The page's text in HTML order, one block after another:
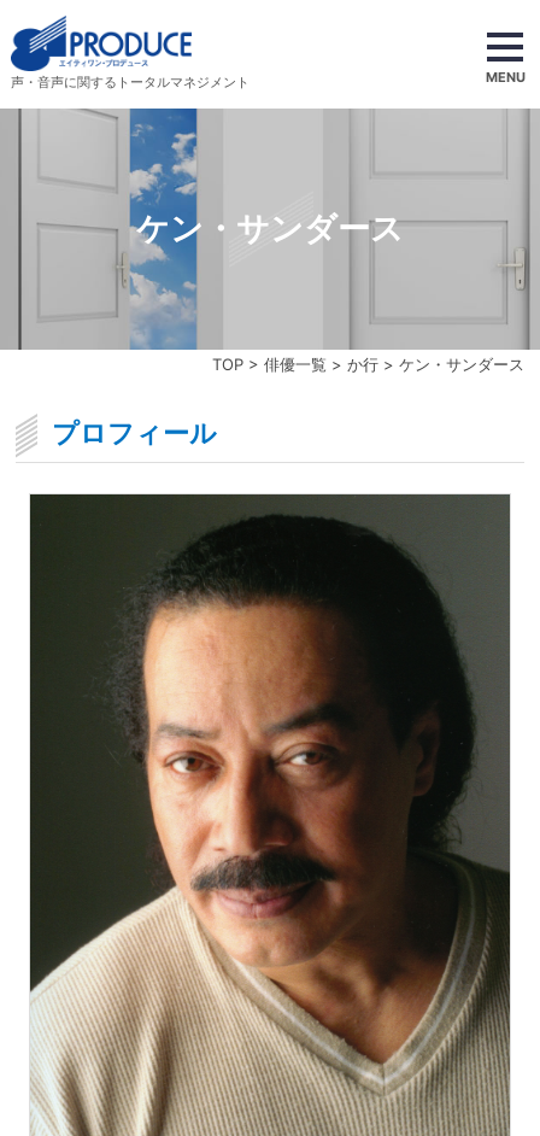
声・音声に関するトータルマネジメント MENU
TOP> 俳優一覧 > か行> ケン・サンダース
ケン・サンダース
プロフィール